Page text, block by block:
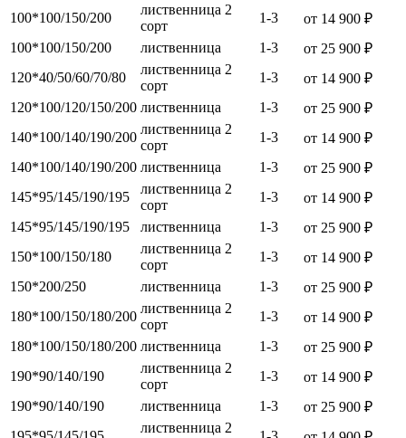
100*100/150/200
лиственница 2
сорт
1-3
от 14 900 ₽
100*100/150/200
лиственница 1-3
от 25 900 ₽
120*40/50/60/70/80
лиственница 2
сорт
1-3
от 14 900 ₽
120*100/120/150/200 лиственница 1-3
от 25 900 ₽
140*100/140/190/200
лиственница 2
сорт
1-3
от 14 900 ₽
140*100/140/190/200 лиственница 1-3
от 25 900 ₽
145*95/145/190/195
лиственница 2
сорт
1-3
от 14 900 ₽
145*95/145/190/195
лиственница 1-3
от 25 900 ₽
150*100/150/180
лиственница 2
сорт
1-3
от 14 900 ₽
150*200/250
лиственница 1-3
от 25 900 ₽
180*100/150/180/200
лиственница 2
сорт
1-3
от 14 900 ₽
180*100/150/180/200 лиственница 1-3
от 25 900 ₽
190*90/140/190
лиственница 2
сорт
1-3
от 14 900 ₽
190*90/140/190
лиственница 1-3
от 25 900 ₽
лиственница 2